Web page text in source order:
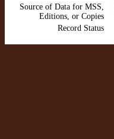
Source of Data for MSS,
Editions, or Copies
Record Status